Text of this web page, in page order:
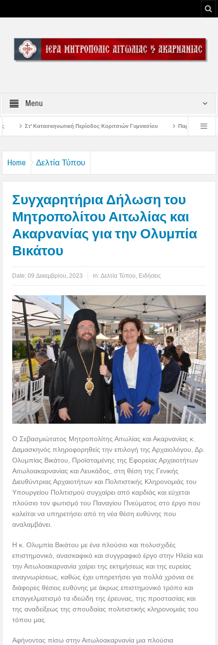
Menu
Κοριτσιών Γυμνασίου Παρακλήσεις πρώτης εβδομάδος
Home Δελτία Τύπου
Συγχαρητήρια Δήλωση του
Μητροπολίτου Αιτωλίας και
Ακαρνανίας για την Ολυμπία
Βικάτου
Date:09 Δεκεμβρίου, 2023 in:Δελτία Τύπου Ειδήσεις
Ο Σεβασμιώτατος Μητροπολίτης Αιτωλίας και Ακαρνανίας κ.
Δαμασκηνός πληροφορηθείς την επιλογή της Αρχαιολόγου, Δρ.
Ολυμπίας Βικάτου, Προϊσταμένης της Εφορείας Αρχαιοτήτων
Αιτωλοακαρνανίας και Λευκάδος, στη θέση της Γενικής
Διευθύντριας Αρχαιοτήτων και Πολιτιστικής Κληρονομιάς του
Υπουργείου Πολιτισμού συγχαίρει από καρδιάς και εύχεται
πλούσιο τον φωτισμό του Παναγίου Πνεύματος στο έργο που
καλείται να υπηρετήσει από τη νέα θέση ευθύνης που
αναλαμβάνει.
Η κ. Ολυμπία Βικάτου με ένα πλούσιο και πολυσχιδές
επιστημονικό, ανασκαφικό και συγγραφικό έργο στην Ηλεία και
την Αιτωλοακαρνανία χαίρει της εκτιμήσεως και της ευρείας
αναγνωρίσεως, καθώς έχει υπηρετήσει για πολλά χρόνια σε
διάφορες θέσεις ευθύνης με άκρως επιστημονικό τρόπο και
επαγγελματισμό τα ιδεώδη της έρευνας, της προστασίας και
της αναδείξεως της σπουδαίας πολιτιστικής κληρονομιάς του
τόπου μας.
Αφήνοντας πίσω στην Αιτωλοακαρνανία μια πλούσια